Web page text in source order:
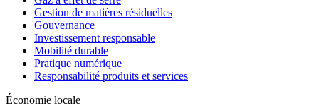
Gestion de matières résiduelles
Gouvernance
Investissement responsable
Mobilité durable
Pratique numérique
Responsabilité produits et services
Économie locale